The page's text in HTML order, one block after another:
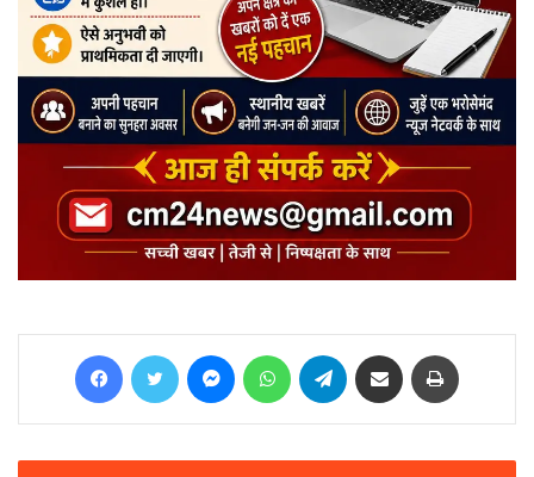
Facebook Twitter MessengerWhatsApp Telegram Share via Email